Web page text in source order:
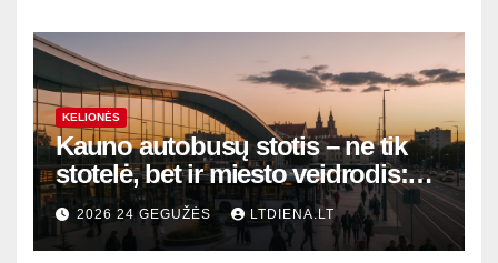
KELIONĖS
Kauno autobusų stotis – ne tik
stotelė, bet ir miesto veidrodis:
modernūs vartai į laikinąją
sostinę
2026 24 GEGUŽĖS LTDIENA.LT